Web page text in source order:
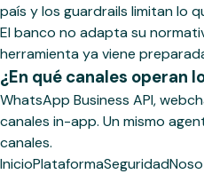
país y los guardrails limitan lo
El banco no adapta su
herramienta ya viene
¿En qué canales operan
WhatsApp Business API,
canales in-app. Un mismo
canales.
InicioPlataformaSeguridad